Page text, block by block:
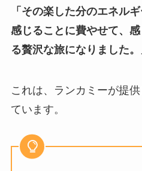
「その楽した分のエネル
感じることに費やせて、
る贅沢な旅になりました。
これは、ランカミーが提
ています。